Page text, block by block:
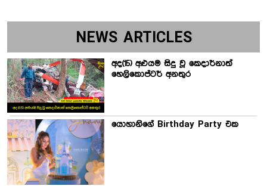
NEWS ARTICLES
අද(15) අළුයම සිදු වූ කෙදාර්නාත්
හෙලිකොප්ටර් අනතුර
යොහානිගේ Birthday Party එක